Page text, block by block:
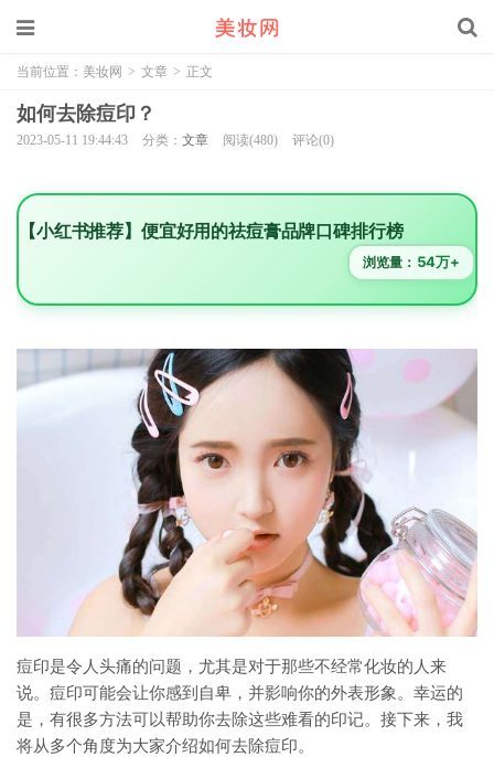
当前位置： 美妆网 > 文章 > 正文
如何去除痘印？
2023-05-11 19:44:43 分类： 文章 阅读(480) 评论(0)
【小红书推荐】便宜好用的祛痘膏品牌口碑排行榜
浏览量： 54万+
痘印是令人头痛的问题，尤其是对于那些不经常化妆的人来
说。痘印可能会让你感到自卑，并影响你的外表形象。幸运的
是，有很多方法可以帮助你去除这些难看的印记。接下来，我
将从多个角度为大家介绍如何去除痘印。